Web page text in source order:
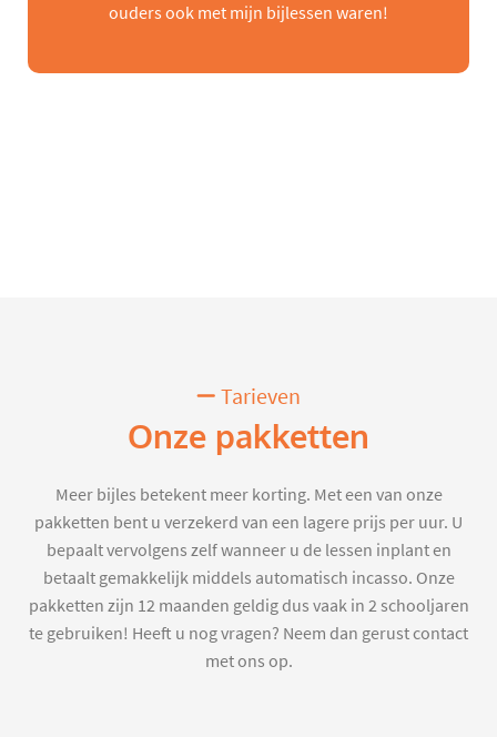
ouders ook met mijn bijlessen waren!
Tarieven
Onze pakketten
Meer bijles betekent meer korting. Met een van onze
pakketten bent u verzekerd van een lagere prijs per uur. U
bepaalt vervolgens zelf wanneer u de lessen inplant en
betaalt gemakkelijk middels automatisch incasso. Onze
pakketten zijn 12 maanden geldig dus vaak in 2 schooljaren
te gebruiken! Heeft u nog vragen? Neem dan gerust contact
met ons op.